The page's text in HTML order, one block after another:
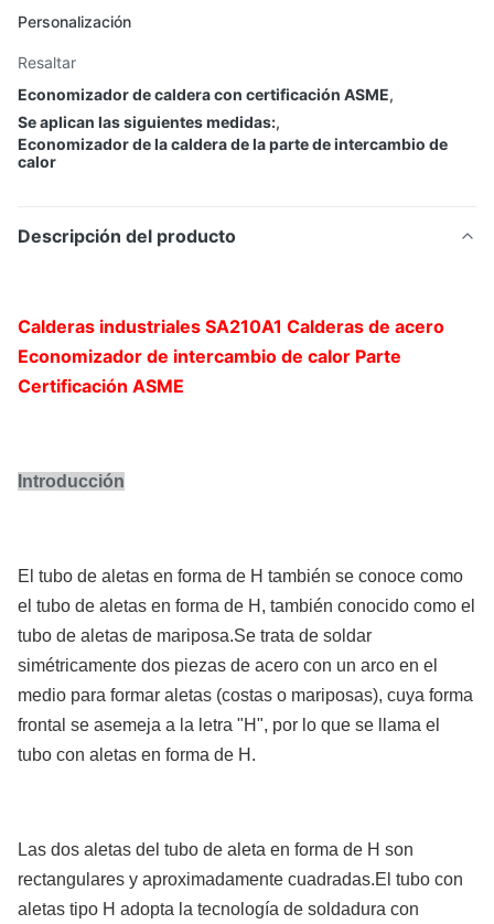
Personalización
Resaltar
Economizador de caldera con certificación ASME,
Se aplican las siguientes medidas:,
Economizador de la caldera de la parte de intercambio de
calor
Descripción del producto
Calderas industriales SA210A1 Calderas de acero
Economizador de intercambio de calor Parte
Certificación ASME
Introducción
El tubo de aletas en forma de H también se conoce como
el tubo de aletas en forma de H, también conocido como el
tubo de aletas de mariposa.Se trata de soldar
simétricamente dos piezas de acero con un arco en el
medio para formar aletas (costas o mariposas), cuya forma
frontal se asemeja a la letra "H", por lo que se llama el
tubo con aletas en forma de H.
Las dos aletas del tubo de aleta en forma de H son
rectangulares y aproximadamente cuadradas.El tubo con
aletas tipo H adopta la tecnología de soldadura con